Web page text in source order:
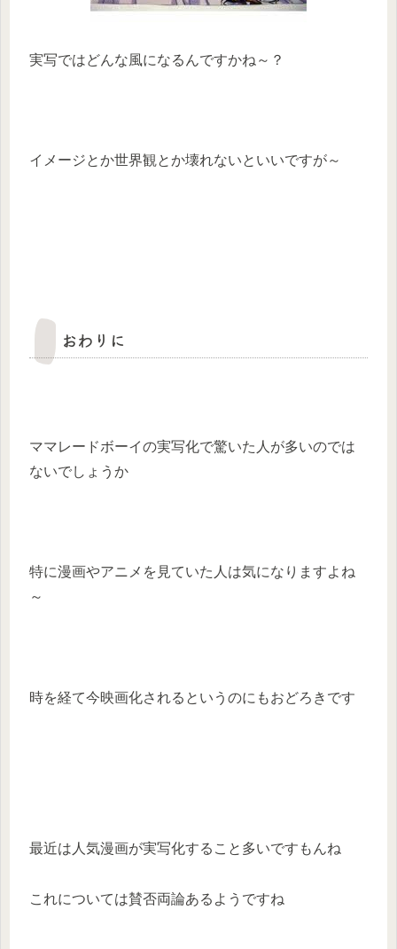
実写ではどんな風になるんですかね～？
イメージとか世界観とか壊れないといいですが～
おわりに
ママレードボーイの実写化で驚いた人が多いのでは
ないでしょうか
特に漫画やアニメを見ていた人は気になりますよね
～
時を経て今映画化されるというのにもおどろきです
最近は人気漫画が実写化すること多いですもんね
これについては賛否両論あるようですね